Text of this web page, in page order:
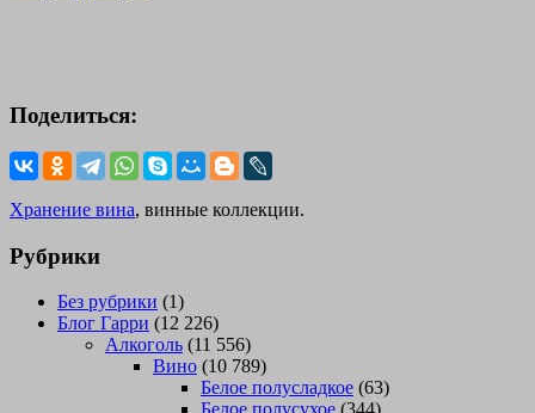
Поделиться:
Хранение вина, винные коллекции.
Рубрики
Без рубрики (1)
Блог Гарри (12 226)
Алкоголь (11 556)
Вино (10 789)
Белое полусладкое (63)